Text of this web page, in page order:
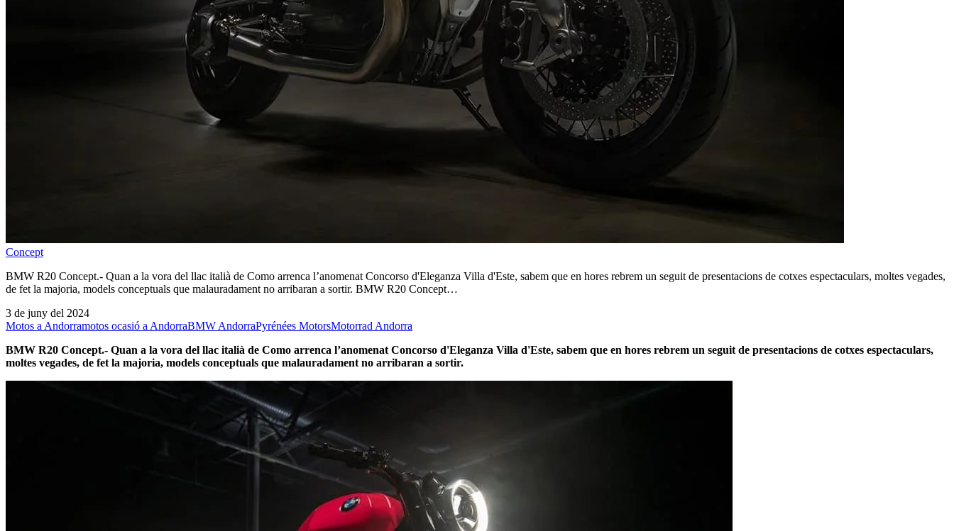
Concept
BMW R20 Concept.- Quan a la vora del llac italià de Como arrenca l’anomenat Concorso d'Eleganza Villa d'Este, sabem que en hores rebrem un seguit de presentacions de cotxes espectaculars, moltes vegades,
de fet la majoria, models conceptuals que malauradament no arribaran a sortir. BMW R20 Concept…
3 de juny del 2024
Motos a Andorramotos ocasió a AndorraBMW AndorraPyrénées MotorsMotorrad Andorra
BMW R20 Concept.- Quan a la vora del llac italià de Como arrenca l’anomenat Concorso d'Eleganza Villa d'Este, sabem que en hores rebrem un seguit de presentacions de cotxes espectaculars,
moltes vegades, de fet la majoria, models conceptuals que malauradament no arribaran a sortir.